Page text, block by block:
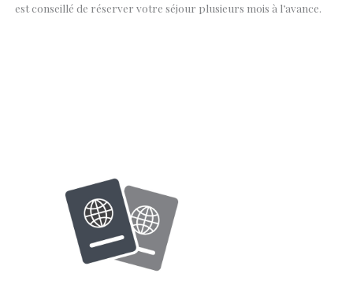
est conseillé de réserver votre séjour plusieurs mois à l’avance.